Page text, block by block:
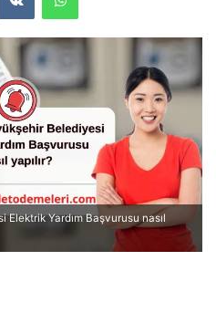
Yardım Başvurusu nasıl